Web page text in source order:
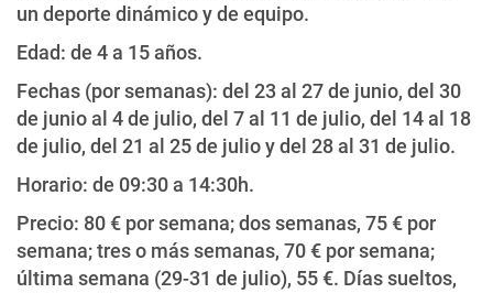
un deporte dinámico y de equipo.
Edad: de 4 a 15 años.
Fechas (por semanas): del 23 al 27 de junio, del 30
de junio al 4 de julio, del 7 al 11 de julio, del 14 al 18
de julio, del 21 al 25 de julio y del 28 al 31 de julio.
Horario: de 09:30 a 14:30h.
Precio: 80 € por semana; dos semanas, 75 € por
semana; tres o más semanas, 70 € por semana;
última semana (29-31 de julio), 55 €. Días sueltos,